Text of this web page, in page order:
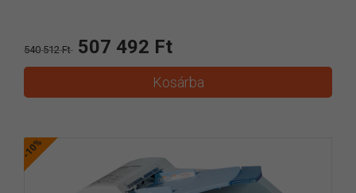
540 512 Ft 507 492 Ft
Kosárba
-10%